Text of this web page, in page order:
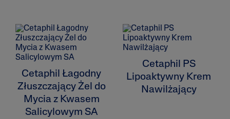
Cetaphil Łagodny
Złuszczający Żel do
Mycia z Kwasem
Salicylowym SA
Cetaphil PS
Lipoaktywny Krem
Nawilżający